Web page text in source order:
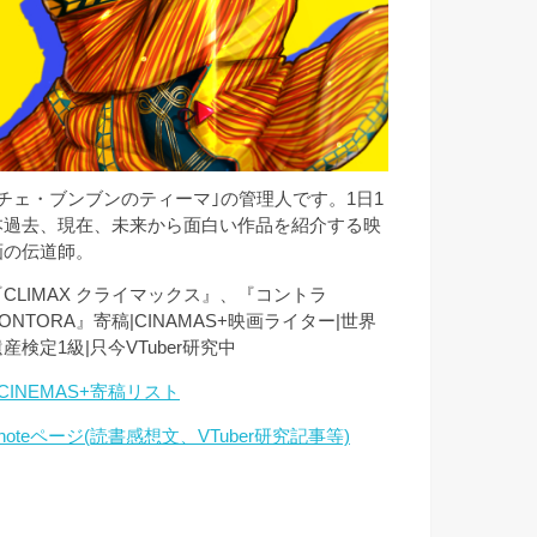
ェ・ブンブンのティーマ｣の管理人です。1日1
過去、現在、未来から面白い作品を紹介する映
伝道師。
CLIMAX クライマックス』、『コントラ
』寄稿|CINAMAS+映画ライター|世界
産検定1級|只今VTuber研究中
寄稿リスト
ページ(読書感想文、VTuber研究記事等)